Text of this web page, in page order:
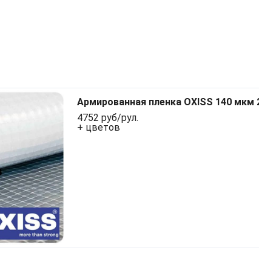
Армированная пленка OXISS 140 мкм
4752 руб/рул.
+ цветов